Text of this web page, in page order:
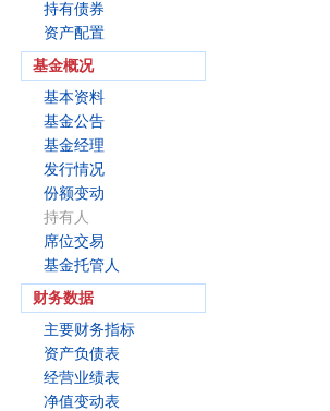
持有债券
资产配置
基金概况
基本资料
基金公告
基金经理
发行情况
份额变动
持有人
席位交易
基金托管人
财务数据
主要财务指标
资产负债表
经营业绩表
净值变动表